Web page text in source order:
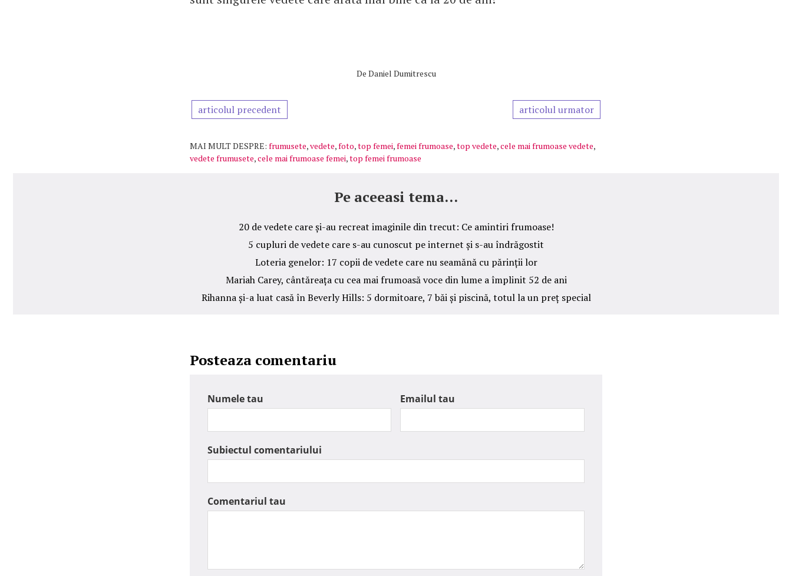
De Daniel Dumitrescu
articolul precedent articolul urmator
MAI MULT DESPRE: frumusete,vedete,foto,top femei,femei frumoase,top vedete,cele mai frumoase vedete,
vedete frumusete,cele mai frumoase femei,top femei frumoase
Pe aceeasi tema...
20 de vedete care și-au recreat imaginile din trecut: Ce amintiri frumoase!
5 cupluri de vedete care s-au cunoscut pe internet și s-au îndrăgostit
Loteria genelor: 17 copii de vedete care nu seamănă cu părinții lor
Mariah Carey, cântăreața cu cea mai frumoasă voce din lume a împlinit 52 de ani
Rihanna și-a luat casă în Beverly Hills: 5 dormitoare, 7 băi și piscină, totul la un preț special
Posteaza comentariu
Numele tau Emailul tau
Subiectul comentariului
Comentariul tau